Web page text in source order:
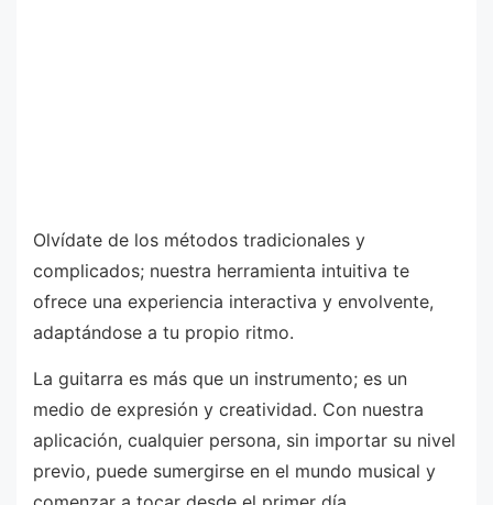
Olvídate de los métodos tradicionales y
complicados; nuestra herramienta intuitiva te
ofrece una experiencia interactiva y envolvente,
adaptándose a tu propio ritmo.
La guitarra es más que un instrumento; es un
medio de expresión y creatividad. Con nuestra
aplicación, cualquier persona, sin importar su nivel
previo, puede sumergirse en el mundo musical y